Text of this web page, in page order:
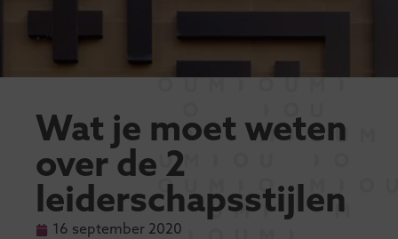
Wat je moet weten
over de 2
leiderschapsstijlen
16 september 2020